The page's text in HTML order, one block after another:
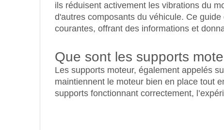
ils réduisent activement les vibrations du
d'autres composants du véhicule. Ce
courantes, offrant des informations et
Que sont les supports
Les supports moteur, également appelés
maintiennent le moteur bien en place tout
supports fonctionnant correctement,